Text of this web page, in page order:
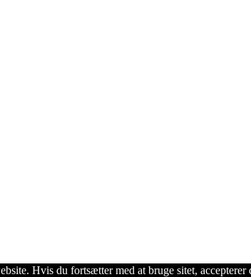
Hvis du fortsætter med at bruge sitet,